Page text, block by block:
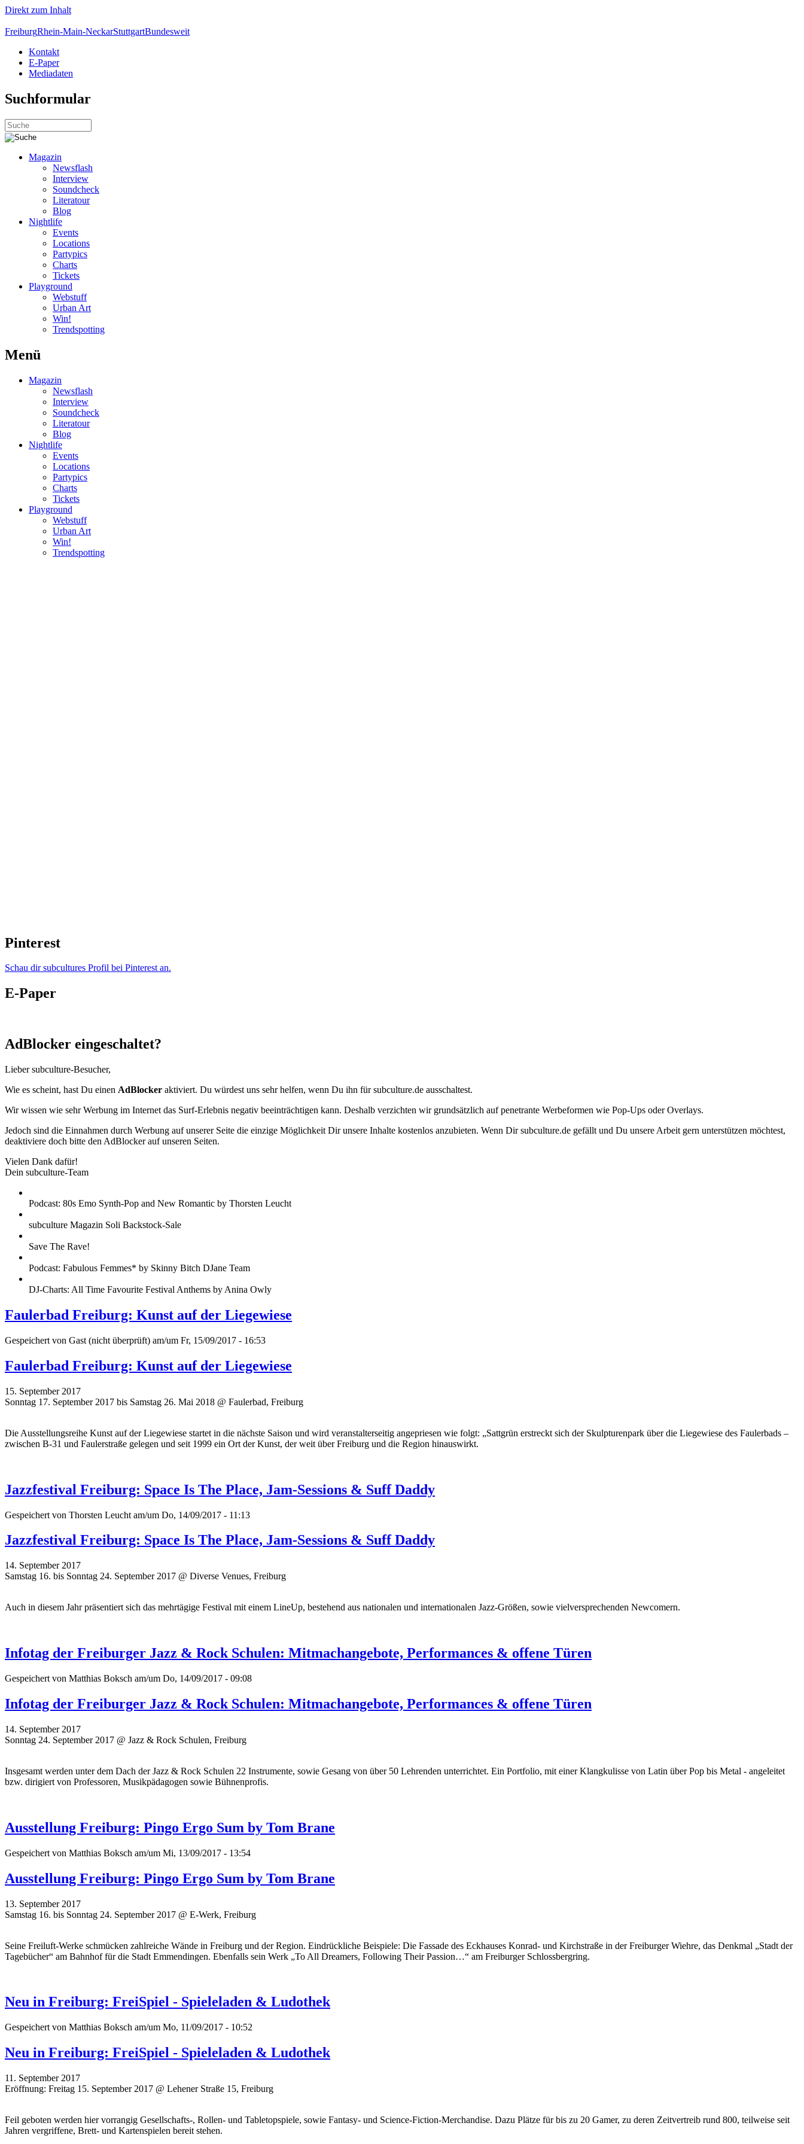
Direkt zum Inhalt
FreiburgRhein-Main-NeckarStuttgartBundesweit
Kontakt
E-Paper
Mediadaten
Suchformular
Magazin
Newsflash
Interview
Soundcheck
Literatour
Blog
Nightlife
Events
Locations
Partypics
Charts
Tickets
Playground
Webstuff
Urban Art
Win!
Trendspotting
Menü
Magazin
Newsflash
Interview
Soundcheck
Literatour
Blog
Nightlife
Events
Locations
Partypics
Charts
Tickets
Playground
Webstuff
Urban Art
Win!
Trendspotting
Pinterest
Schau dir subcultures Profil bei Pinterest an.
E-Paper
AdBlocker eingeschaltet?
Lieber subculture-Besucher,
Wie es scheint, hast Du einen AdBlocker aktiviert. Du würdest uns sehr helfen, wenn Du ihn für subculture.de ausschaltest.
Wir wissen wie sehr Werbung im Internet das Surf-Erlebnis negativ beeinträchtigen kann. Deshalb verzichten wir grundsätzlich auf penetrante Werbeformen wie Pop-Ups oder Overlays.
Jedoch sind die Einnahmen durch Werbung auf unserer Seite die einzige Möglichkeit Dir unsere Inhalte kostenlos anzubieten. Wenn Dir subculture.de gefällt und Du unsere Arbeit gern unterstützen möchtest,
deaktiviere doch bitte den AdBlocker auf unseren Seiten.
Vielen Dank dafür!
Dein subculture-Team
Podcast: 80s Emo Synth-Pop and New Romantic by Thorsten Leucht
subculture Magazin Soli Backstock-Sale
Save The Rave!
Podcast: Fabulous Femmes* by Skinny Bitch DJane Team
DJ-Charts: All Time Favourite Festival Anthems by Anina Owly
Faulerbad Freiburg: Kunst auf der Liegewiese
Gespeichert von Gast (nicht überprüft) am/um Fr, 15/09/2017 - 16:53
Faulerbad Freiburg: Kunst auf der Liegewiese
15. September 2017
Sonntag 17. September 2017 bis Samstag 26. Mai 2018 @ Faulerbad, Freiburg
Die Ausstellungsreihe Kunst auf der Liegewiese startet in die nächste Saison und wird veranstalterseitig angepriesen wie folgt: „Sattgrün erstreckt sich der Skulpturenpark über die Liegewiese des Faulerbads –
zwischen B-31 und Faulerstraße gelegen und seit 1999 ein Ort der Kunst, der weit über Freiburg und die Region hinauswirkt.
Jazzfestival Freiburg: Space Is The Place, Jam-Sessions & Suff Daddy
Gespeichert von Thorsten Leucht am/um Do, 14/09/2017 - 11:13
Jazzfestival Freiburg: Space Is The Place, Jam-Sessions & Suff Daddy
14. September 2017
Samstag 16. bis Sonntag 24. September 2017 @ Diverse Venues, Freiburg
Auch in diesem Jahr präsentiert sich das mehrtägige Festival mit einem LineUp, bestehend aus nationalen und internationalen Jazz-Größen, sowie vielversprechenden Newcomern.
Infotag der Freiburger Jazz & Rock Schulen: Mitmachangebote, Performances & offene Türen
Gespeichert von Matthias Boksch am/um Do, 14/09/2017 - 09:08
Infotag der Freiburger Jazz & Rock Schulen: Mitmachangebote, Performances & offene Türen
14. September 2017
Sonntag 24. September 2017 @ Jazz & Rock Schulen, Freiburg
Insgesamt werden unter dem Dach der Jazz & Rock Schulen 22 Instrumente, sowie Gesang von über 50 Lehrenden unterrichtet. Ein Portfolio, mit einer Klangkulisse von Latin über Pop bis Metal - angeleitet
bzw. dirigiert von Professoren, Musikpädagogen sowie Bühnenprofis.
Ausstellung Freiburg: Pingo Ergo Sum by Tom Brane
Gespeichert von Matthias Boksch am/um Mi, 13/09/2017 - 13:54
Ausstellung Freiburg: Pingo Ergo Sum by Tom Brane
13. September 2017
Samstag 16. bis Sonntag 24. September 2017 @ E-Werk, Freiburg
Seine Freiluft-Werke schmücken zahlreiche Wände in Freiburg und der Region. Eindrückliche Beispiele: Die Fassade des Eckhauses Konrad- und Kirchstraße in der Freiburger Wiehre, das Denkmal „Stadt der
Tagebücher“ am Bahnhof für die Stadt Emmendingen. Ebenfalls sein Werk „To All Dreamers, Following Their Passion…“ am Freiburger Schlossbergring.
Neu in Freiburg: FreiSpiel - Spieleladen & Ludothek
Gespeichert von Matthias Boksch am/um Mo, 11/09/2017 - 10:52
Neu in Freiburg: FreiSpiel - Spieleladen & Ludothek
11. September 2017
Eröffnung: Freitag 15. September 2017 @ Lehener Straße 15, Freiburg
Feil geboten werden hier vorrangig Gesellschafts-, Rollen- und Tabletopspiele, sowie Fantasy- und Science-Fiction-Merchandise. Dazu Plätze für bis zu 20 Gamer, zu deren Zeitvertreib rund 800, teilweise seit
Jahren vergriffene, Brett- und Kartenspielen bereit stehen.